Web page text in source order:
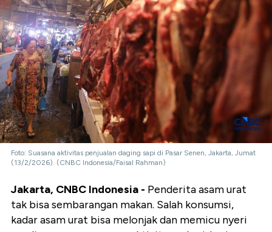
Foto: Suasana aktivitas penjualan daging sapi di Pasar Senen, Jakarta, Jumat
(13/2/2026). (CNBC Indonesia/Faisal Rahman)
Jakarta, CNBC Indonesia - Penderita asam urat
tak bisa sembarangan makan. Salah konsumsi,
kadar asam urat bisa melonjak dan memicu nyeri